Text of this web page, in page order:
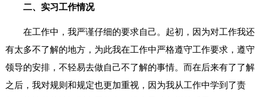
二、实习工作情况
在工作中，我严谨仔细的要求自己。起初，因为对工作我还
有太多不了解的地方，为此我在工作中严格遵守工作要求，遵守
领导的安排，不轻易去做自己不了解的事情。而在后来有了了解
之后，我对规则和规定也更加重视，因为我从工作中学到了责